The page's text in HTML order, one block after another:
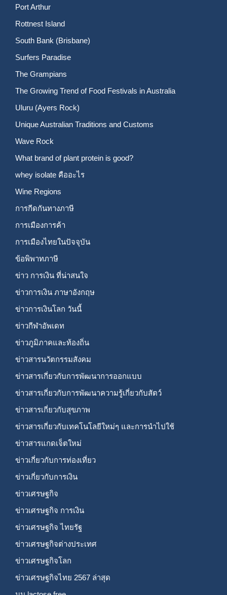
Port Arthur
Rottnest Island
South Bank (Brisbane)
Surfers Paradise
The Grampians
The Growing Trend of Food Festivals in Australia
Uluru (Ayers Rock)
Unique Australian Traditions and Customs
Wave Rock
What brand of plant protein is good?
whey isolate คืออะไร
Wine Regions
การกีดกันทางภาษี
การเมืองการค้า
การเมืองไทยในปัจจุบัน
ข้อพิพาทภาษี
ข่าว การเงิน ที่น่าสนใจ
ข่าวการเงิน ภาษาอังกฤษ
ข่าวการเงินโลก วันนี้
ข่าวกีฬาอัพเดท
ข่าวภูมิภาคและท้องถิ่น
ข่าวสารนวัตกรรมสังคม
ข่าวสารเกี่ยวกับการพัฒนาการออกแบบ
ข่าวสารเกี่ยวกับการพัฒนาความรู้เกี่ยวกับสัตว์
ข่าวสารเกี่ยวกับสุขภาพ
ข่าวสารเกี่ยวกับเทคโนโลยีใหม่ๆ และการนำไปใช้
ข่าวสารแกดเจ็ตใหม่
ข่าวเกี่ยวกับการท่องเที่ยว
ข่าวเกี่ยวกับการเงิน
ข่าวเศรษฐกิจ
ข่าวเศรษฐกิจ การเงิน
ข่าวเศรษฐกิจ ไทยรัฐ
ข่าวเศรษฐกิจต่างประเทศ
ข่าวเศรษฐกิจโลก
ข่าวเศรษฐกิจไทย 2567 ล่าสุด